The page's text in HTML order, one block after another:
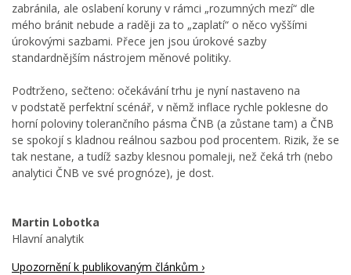
zabránila, ale oslabení koruny v rámci „rozumných mezí“ dle
mého bránit nebude a raději za to „zaplatí“ o něco vyššími
úrokovými sazbami. Přece jen jsou úrokové sazby
standardnějším nástrojem měnové politiky.
Podtrženo, sečteno: očekávání trhu je nyní nastaveno na
v podstatě perfektní scénář, v němž inflace rychle poklesne do
horní poloviny tolerančního pásma ČNB (a zůstane tam) a ČNB
se spokojí s kladnou reálnou sazbou pod procentem. Rizik, že se
tak nestane, a tudíž sazby klesnou pomaleji, než čeká trh (nebo
analytici ČNB ve své prognóze), je dost.
Martin Lobotka
Hlavní analytik
Upozornění k publikovaným článkům ›